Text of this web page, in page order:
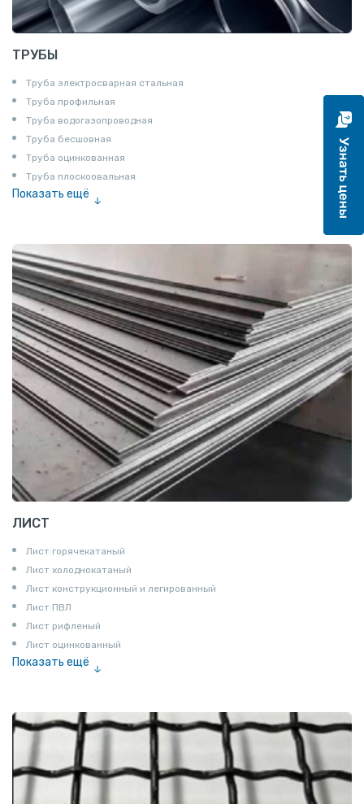
ТРУБЫ
Труба электросварная стальная
Труба профильная
Труба водогазопроводная
Труба бесшовная
Труба оцинкованная
Труба плоскоовальная
Показать ещё
ЛИСТ
Лист горячекатаный
Лист холоднокатаный
Лист конструкционный и легированный
Лист ПВЛ
Лист рифленый
Лист оцинкованный
Показать ещё